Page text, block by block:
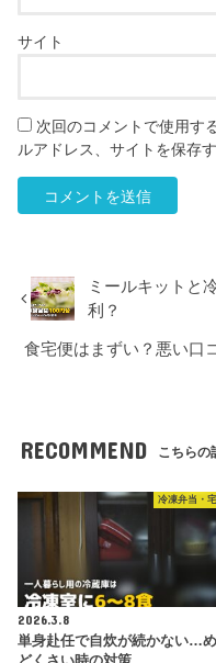
サイト
次回のコメントで使用す
ルアドレス、サイトを保存す
ミールキットと
利？
食宅便はまずい？悪い口
RECOMMEND こちらの
冷凍弁当・
2026.3.8
単身赴任で自炊が続かない…